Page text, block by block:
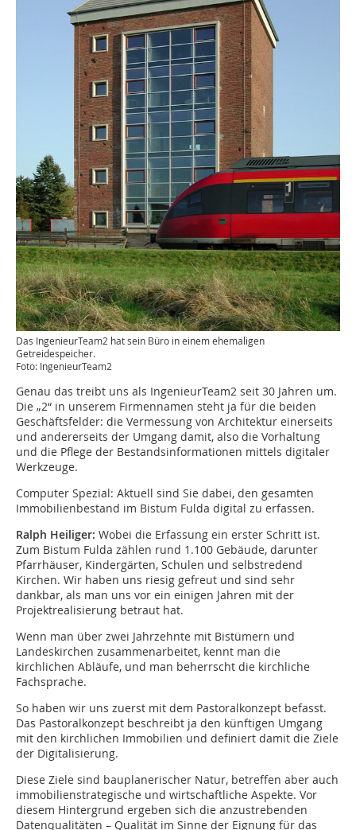
Das IngenieurTeam2 hat sein Büro in einem ehemaligen
Getreidespeicher.
Foto: IngenieurTeam2
Genau das treibt uns als IngenieurTeam2 seit 30 Jahren um.
Die „2“ in unserem Firmennamen steht ja für die beiden
Geschäftsfelder: die Vermessung von Architektur einerseits
und andererseits der Umgang damit, also die Vorhaltung
und die Pflege der Bestandsinformationen mittels digitaler
Werkzeuge.
Computer Spezial: Aktuell sind Sie dabei, den gesamten
Immobilienbestand im Bistum Fulda digital zu erfassen.
Ralph Heiliger: Wobei die Erfassung ein erster Schritt ist.
Zum Bistum Fulda zählen rund 1.100 Gebäude, darunter
Pfarrhäuser, Kindergärten, Schulen und selbstredend
Kirchen. Wir haben uns riesig gefreut und sind sehr
dankbar, als man uns vor ein einigen Jahren mit der
Projektrealisierung betraut hat.
Wenn man über zwei Jahrzehnte mit Bistümern und
Landeskirchen zusammenarbeitet, kennt man die
kirchlichen Abläufe, und man beherrscht die kirchliche
Fachsprache.
So haben wir uns zuerst mit dem Pastoralkonzept befasst.
Das Pastoralkonzept beschreibt ja den künftigen Umgang
mit den kirchlichen Immobilien und definiert damit die Ziele
der Digitalisierung.
Diese Ziele sind bauplanerischer Natur, betreffen aber auch
immobilienstrategische und wirtschaftliche Aspekte. Vor
diesem Hintergrund ergeben sich die anzustrebenden
Datenqualitäten – Qualität im Sinne der Eignung für das